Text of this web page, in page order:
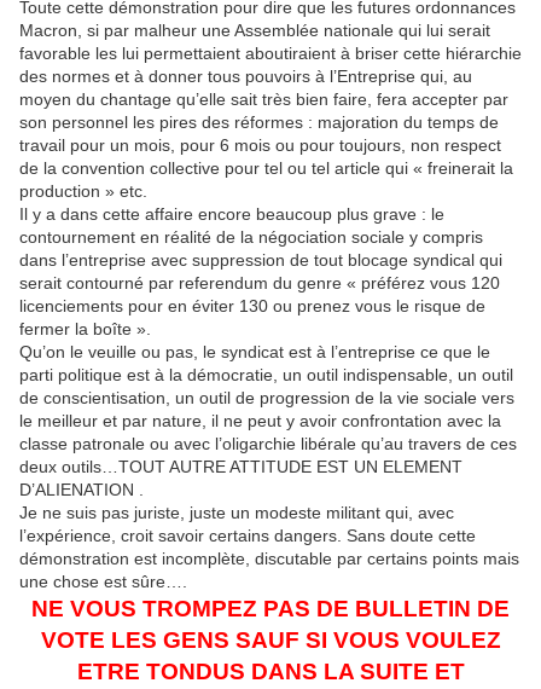
Toute cette démonstration pour dire que les futures ordonnances
Macron, si par malheur une Assemblée nationale qui lui serait
favorable les lui permettaient aboutiraient à briser cette hiérarchie
des normes et à donner tous pouvoirs à l’Entreprise qui, au
moyen du chantage qu’elle sait très bien faire, fera accepter par
son personnel les pires des réformes : majoration du temps de
travail pour un mois, pour 6 mois ou pour toujours, non respect
de la convention collective pour tel ou tel article qui « freinerait la
production » etc.
Il y a dans cette affaire encore beaucoup plus grave : le
contournement en réalité de la négociation sociale y compris
dans l’entreprise avec suppression de tout blocage syndical qui
serait contourné par referendum du genre « préférez vous 120
licenciements pour en éviter 130 ou prenez vous le risque de
fermer la boîte ».
Qu’on le veuille ou pas, le syndicat est à l’entreprise ce que le
parti politique est à la démocratie, un outil indispensable, un outil
de conscientisation, un outil de progression de la vie sociale vers
le meilleur et par nature, il ne peut y avoir confrontation avec la
classe patronale ou avec l’oligarchie libérale qu’au travers de ces
deux outils…TOUT AUTRE ATTITUDE EST UN ELEMENT
D’ALIENATION .
Je ne suis pas juriste, juste un modeste militant qui, avec
l’expérience, croit savoir certains dangers. Sans doute cette
démonstration est incomplète, discutable par certains points mais
une chose est sûre….
NE VOUS TROMPEZ PAS DE BULLETIN DE
VOTE LES GENS SAUF SI VOUS VOULEZ
ETRE TONDUS DANS LA SUITE ET